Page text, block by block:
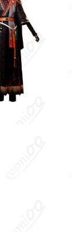
肩飾り、首
ト、ネックレ
って内容が変
～7営業日
22営業日程
ト、同人即売
オ撮影、屋外
ン仮装、学園
応援・痛バ合